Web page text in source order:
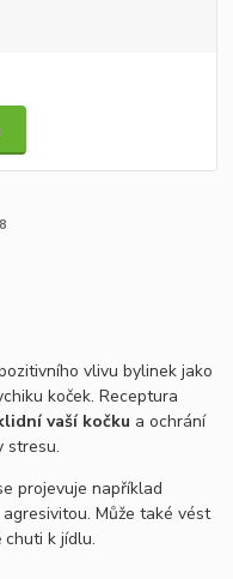
vlivu bylinek jako
koček. Receptura
vaší kočku a ochrání
stresu.
projevuje například
Může také vést
k jídlu.